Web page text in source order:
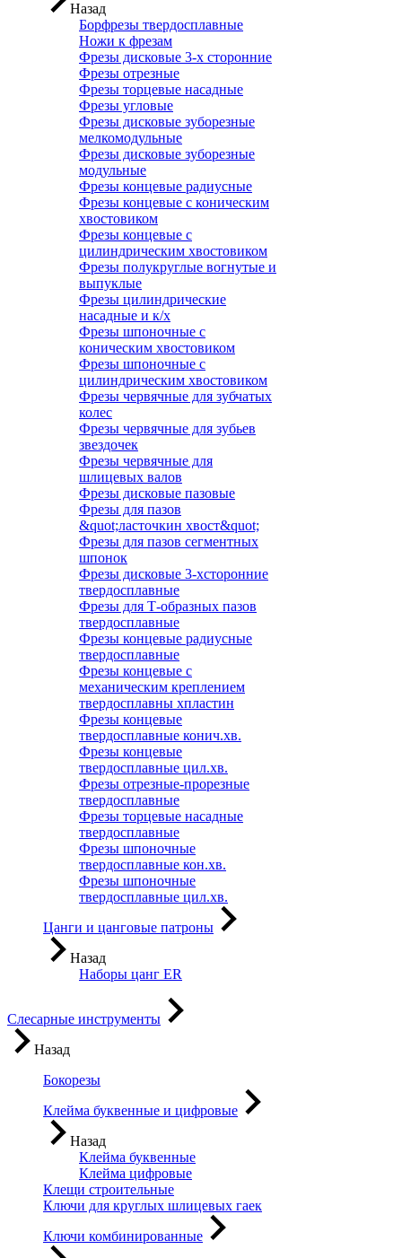
Назад
Борфрезы твердосплавные
Ножи к фрезам
Фрезы дисковые 3-х сторонние
Фрезы отрезные
Фрезы торцевые насадные
Фрезы угловые
Фрезы дисковые зуборезные
мелкомодульные
Фрезы дисковые зуборезные
модульные
Фрезы концевые радиусные
Фрезы концевые с коническим
хвостовиком
Фрезы концевые с
цилиндрическим хвостовиком
Фрезы полукруглые вогнутые и
выпуклые
Фрезы цилиндрические
насадные и к/х
Фрезы шпоночные с
коническим хвостовиком
Фрезы шпоночные с
цилиндрическим хвостовиком
Фрезы червячные для зубчатых
колес
Фрезы червячные для зубьев
звездочек
Фрезы червячные для
шлицевых валов
Фрезы дисковые пазовые
Фрезы для пазов
&quot;ласточкин хвост&quot;
Фрезы для пазов сегментных
шпонок
Фрезы дисковые 3-хсторонние
твердосплавные
Фрезы для Т-образных пазов
твердосплавные
Фрезы концевые радиусные
твердосплавные
Фрезы концевые с
механическим креплением
твердосплавны хпластин
Фрезы концевые
твердосплавные конич.хв.
Фрезы концевые
твердосплавные цил.хв.
Фрезы отрезные-прорезные
твердосплавные
Фрезы торцевые насадные
твердосплавные
Фрезы шпоночные
твердосплавные кон.хв.
Фрезы шпоночные
твердосплавные цил.хв.
Цанги и цанговые патроны
Назад
Наборы цанг ER
Слесарные инструменты
Назад
Бокорезы
Клейма буквенные и цифровые
Назад
Клейма буквенные
Клейма цифровые
Клещи строительные
Ключи для круглых шлицевых гаек
Ключи комбинированные